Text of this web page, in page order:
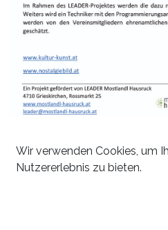
Wir verwenden Cookies, um
Nutzererlebnis zu bieten.